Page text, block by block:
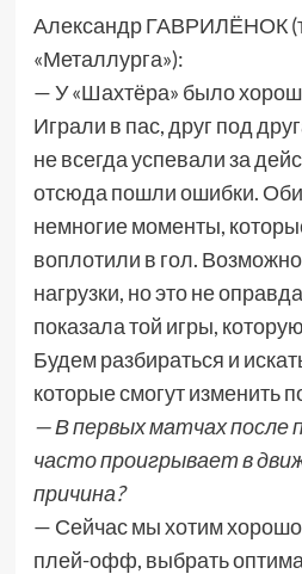
Александр ГАВРИЛЁНОК
«Металлурга»):
— У «Шахтёра» было
Играли в пас, друг под
не всегда успевали за
отсюда пошли ошибки.
немногие моменты,
воплотили в гол.
нагрузки, но это не
показала той игры,
Будем разбираться и
которые смогут изменить
— В первых матчах после
часто проигрывает в
причина?
— Сейчас мы хотим хорошо
плей-офф, выбрать